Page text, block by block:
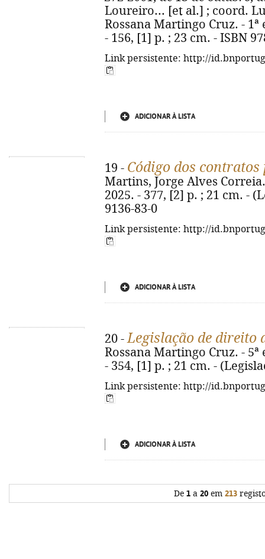
Loureiro... [et al.] ; coord.
Rossana Martingo Cruz. - 1ª
- 156, [1] p. ; 23 cm. - ISBN
Link persistente: http://
ADICIONAR À LISTA
19 - Código dos contratos
Martins, Jorge Alves
2025. - 377, [2] p. ; 21 cm. -
9136-83-0
Link persistente: http://
ADICIONAR À LISTA
20 -Legislação de direito
Rossana Martingo Cruz. - 5ª
- 354, [1] p. ; 21 cm. -
Link persistente: http://
ADICIONAR À LISTA
De 1 a 20 em 213